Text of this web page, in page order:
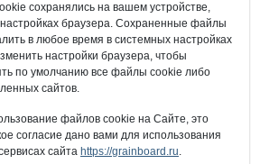
сохранялись на вашем устройстве,
браузера. Сохраненные файлы
в любое время в системных настройках
настройки браузера, чтобы
по умолчанию все файлы cookie либо
сайтов.
файлов cookie на Сайте, это
согласие дано вами для использования
сайта https://grainboard.ru.